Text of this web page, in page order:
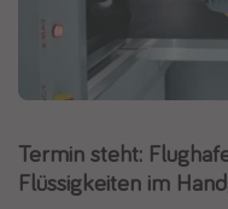
Alle Reiseziele
Österreich
Italien
Lombardei
Korsika
Termin steht:
Flüssigkeiten im